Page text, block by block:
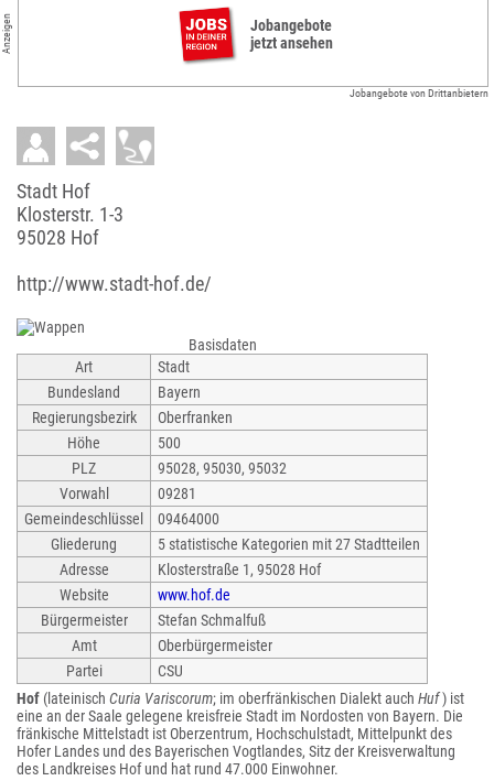
Anzeigen
Jobangebote
jetzt ansehen
Jobangebote von Drittanbietern
Stadt Hof
Klosterstr. 1-3
95028 Hof
http://www.stadt-hof.de/
Basisdaten
Art
Stadt
Bundesland
Bayern
Regierungsbezirk
Oberfranken
Höhe
500
PLZ
95028, 95030, 95032
Vorwahl
09281
Gemeindeschlüssel
09464000
Gliederung
5 statistische Kategorien mit 27 Stadtteilen
Adresse
Klosterstraße 1, 95028 Hof
Website
www.hof.de
Bürgermeister
Stefan Schmalfuß
Amt
Oberbürgermeister
Partei
CSU
Hof (lateinisch Curia Variscorum; im oberfränkischen Dialekt auch Huf) ist
eine an der Saale gelegene kreisfreie Stadt im Nordosten von Bayern. Die
fränkische Mittelstadt ist Oberzentrum, Hochschulstadt, Mittelpunkt des
Hofer Landes und des Bayerischen Vogtlandes, Sitz der Kreisverwaltung
des Landkreises Hof und hat rund 47.000 Einwohner.